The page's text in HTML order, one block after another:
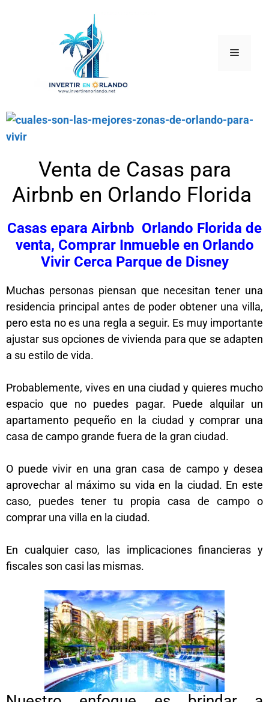
Venta de Casas para
Airbnb en Orlando Florida
Casas epara Airbnb Orlando Florida de
venta, Comprar Inmueble en Orlando
Vivir Cerca Parque de Disney
Muchas personas piensan que necesitan tener una
residencia principal antes de poder obtener una villa,
pero esta no es una regla a seguir. Es muy importante
ajustar sus opciones de vivienda para que se adapten
a su estilo de vida.
Probablemente, vives en una ciudad y quieres mucho
espacio que no puedes pagar. Puede alquilar un
apartamento pequeño en la ciudad y comprar una
casa de campo grande fuera de la gran ciudad.
O puede vivir en una gran casa de campo y desea
aprovechar al máximo su vida en la ciudad. En este
caso, puedes tener tu propia casa de campo o
comprar una villa en la ciudad.
En cualquier caso, las implicaciones financieras y
fiscales son casi las mismas.